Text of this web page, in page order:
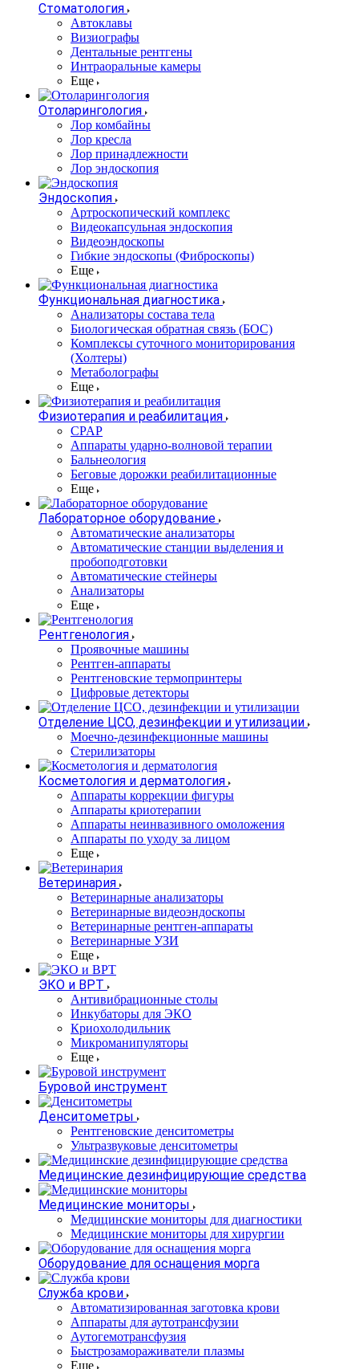
Стоматология
Автоклавы
Визиографы
Дентальные рентгены
Интраоральные камеры
Еще
Отоларингология
Лор комбайны
Лор кресла
Лор принадлежности
Лор эндоскопия
Эндоскопия
Артроскопический комплекс
Видеокапсульная эндоскопия
Видеоэндоскопы
Гибкие эндоскопы (Фиброcкопы)
Еще
Функциональная диагностика
Анализаторы состава тела
Биологическая обратная связь (БОС)
Комплексы суточного мониторирования
(Холтеры)
Метаболографы
Еще
Физиотерапия и реабилитация
CPAP
Аппараты ударно-волновой терапии
Бальнеология
Беговые дорожки реабилитационные
Еще
Лабораторное оборудование
Автоматические анализаторы
Автоматические станции выделения и
пробоподготовки
Автоматические стейнеры
Анализаторы
Еще
Рентгенология
Проявочные машины
Рентген-аппараты
Рентгеновские термопринтеры
Цифровые детекторы
Отделение ЦСО, дезинфекции и утилизации
Моечно-дезинфекционные машины
Стерилизаторы
Косметология и дерматология
Аппараты коррекции фигуры
Аппараты криотерапии
Аппараты неинвазивного омоложения
Аппараты по уходу за лицом
Еще
Ветеринария
Ветеринарные анализаторы
Ветеринарные видеоэндоскопы
Ветеринарные рентген-аппараты
Ветеринарные УЗИ
Еще
ЭКО и ВРТ
Антивибрационные столы
Инкубаторы для ЭКО
Криохолодильник
Микроманипуляторы
Еще
Буровой инструмент
Денситометры
Рентгеновские денситометры
Ультразвуковые денситометры
Медицинские дезинфицирующие средства
Медицинские мониторы
Медицинские мониторы для диагностики
Медицинские мониторы для хирургии
Оборудование для оснащения морга
Служба крови
Автоматизированная заготовка крови
Аппараты для аутотрансфузии
Аутогемотрансфузия
Быстрозамораживатели плазмы
Еще